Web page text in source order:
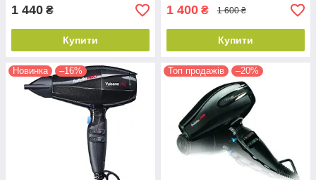
1 440 ₴
Купити
1 400 ₴ 1 600 ₴
Купити
Новинка –16% Топ продажів –20%